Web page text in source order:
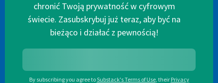
chronić Twoją prywatność w cyfrowym
świecie. Zasubskrybuj już teraz, aby być na
bieżąco i działać z pewnością!
By subscribing you agree toSubstack's Terms of Use, their Privacy